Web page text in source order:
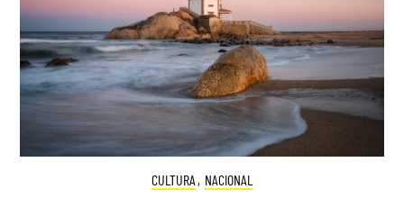
CULTURA , NACIONAL